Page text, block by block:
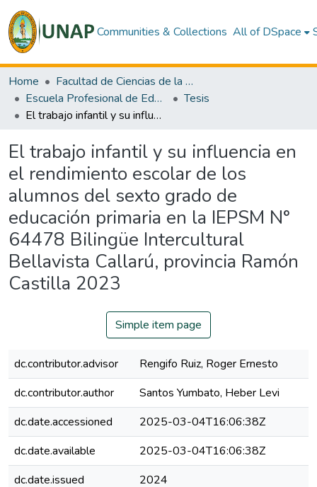
Communities & Collections All of DSpace
Home
Facultad de Ciencias de la Educación y Humanidades
Escuela Profesional de Educación Primaria
Tesis
El trabajo infantil y su influencia en el rendimiento escolar de los alumnos del sexto grado de educación primaria en la IEPSM N° 64478 Bilingüe Intercultural Bellavista Callarú, provincia Ramón Castilla 2023
El trabajo infantil y su influencia en
el rendimiento escolar de los
alumnos del sexto grado de
educación primaria en la IEPSM N°
64478 Bilingüe Intercultural
Bellavista Callarú, provincia Ramón
Castilla 2023
Simple item page
dc.contributor.advisor
Rengifo Ruiz, Roger Ernesto
dc.contributor.author
Santos Yumbato, Heber Levi
dc.date.accessioned
2025-03-04T16:06:38Z
dc.date.available
2025-03-04T16:06:38Z
dc.date.issued
2024